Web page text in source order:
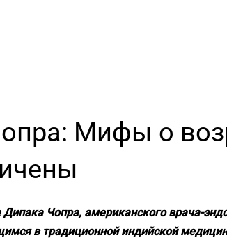
Мифы о
Чопра, американского врача-
в традиционной индийской